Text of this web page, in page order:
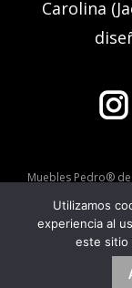
Carolina
Muebles Pedro®
Aviso Legal|
Utilizamos
experiencia al
este sitio